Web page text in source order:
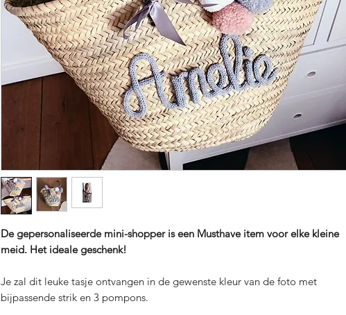
De gepersonaliseerde mini-shopper is een Musthave item voor elke kleine
meid. Het ideale geschenk!
Je zal dit leuke tasje ontvangen in de gewenste kleur van de foto met
bijpassende strik en 3 pompons.